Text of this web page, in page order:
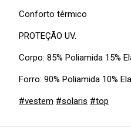
Conforto térmico
PROTEÇÃO UV.
Corpo: 85% Poliamida 15%
Forro: 90% Poliamida 10%
#vestem #solaris #top